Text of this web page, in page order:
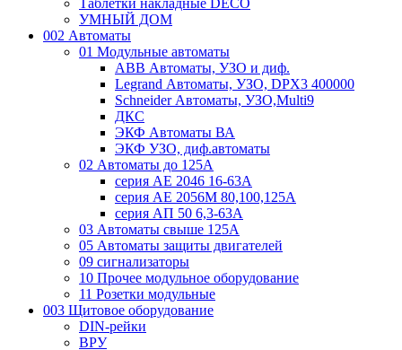
Таблетки накладные DECO
УМНЫЙ ДОМ
002 Автоматы
01 Модульные автоматы
ABB Автоматы, УЗО и диф.
Legrand Автоматы, УЗО, DPX3 400000
Schneider Автоматы, УЗО,Multi9
ДКС
ЭКФ Автоматы ВА
ЭКФ УЗО, диф.автоматы
02 Автоматы до 125А
серия АЕ 2046 16-63А
серия АЕ 2056М 80,100,125А
серия АП 50 6,3-63А
03 Автоматы свыше 125А
05 Автоматы защиты двигателей
09 сигнализаторы
10 Прочее модульное оборудование
11 Розетки модульные
003 Щитовое оборудование
DIN-рейки
ВРУ